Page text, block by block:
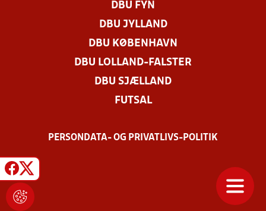
DBU FYN
DBU JYLLAND
DBU KØBENHAVN
DBU LOLLAND-FALSTER
DBU SJÆLLAND
FUTSAL
PERSONDATA- OG PRIVATLIVS-POLITIK